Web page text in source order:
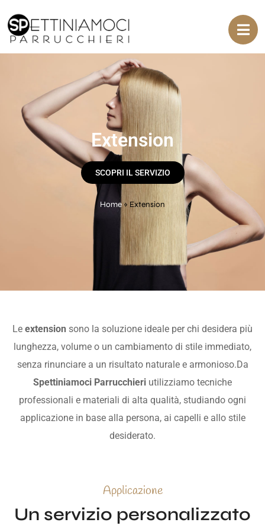
Extension
SCOPRI IL SERVIZIO
Home » Extension
Le extension sono la soluzione ideale per chi desidera più
lunghezza, volume o un cambiamento di stile immediato,
senza rinunciare a un risultato naturale e armonioso.Da
Spettiniamoci Parrucchieri utilizziamo tecniche
professionali e materiali di alta qualità, studiando ogni
applicazione in base alla persona, ai capelli e allo stile
desiderato.
Applicazione
Un servizio personalizzato